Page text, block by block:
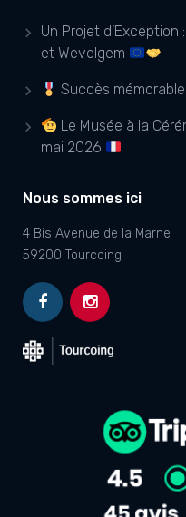
Un Projet d’Exception
et Wevelgem
Succès
Le Musée à la
mai 2026
Nous sommes ici
4 Bis Avenue de la Marne
59200 Tourcoing